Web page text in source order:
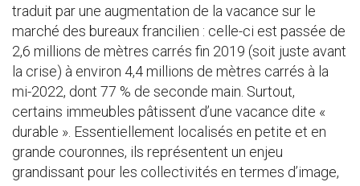
traduit par une augmentation de la vacance sur le
marché des bureaux francilien : celle-ci est passée de
2,6 millions de mètres carrés fin 2019 (soit juste avant
la crise) à environ 4,4 millions de mètres carrés à la
mi-2022, dont 77 % de seconde main. Surtout,
certains immeubles pâtissent d’une vacance dite «
durable ». Essentiellement localisés en petite et en
grande couronnes, ils représentent un enjeu
grandissant pour les collectivités en termes d’image,